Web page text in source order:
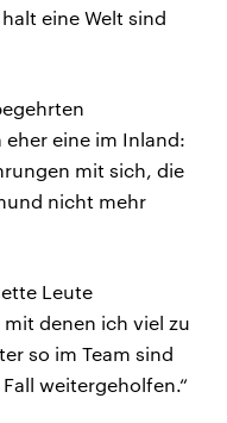
eine Welt sind
eine im Inland:
mit sich, die
nicht mehr
Leute
denen ich viel zu
so im Team sind
weitergeholfen.“